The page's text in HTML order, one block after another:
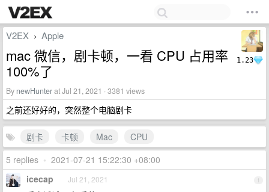
1.23
V2EX › Apple
mac 微信，剧卡顿，一看 CPU 占用率
100%了
By newHunterat Jul 21, 2021 · 3381 views
之前还好好的，突然整个电脑剧卡
剧卡 卡顿 Mac
CPU
5 replies • 2021-07-21 15:22:30 +08:00
1
icecap Jul 21, 2021